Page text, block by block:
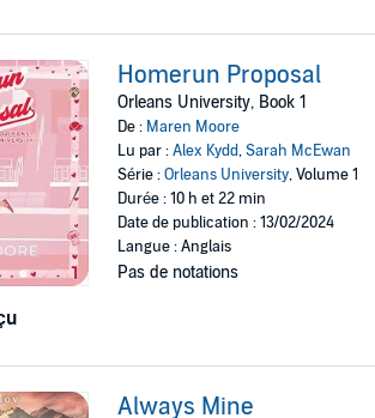
Homerun Proposal
Orleans University, Book 1
De : Maren Moore
Lu par :Alex Kydd,Sarah McEwan
Série :Orleans University, Volume 1
Durée : 10 h et 22 min
Date de publication : 13/02/2024
Langue : Anglais
Pas de notations
Always Mine